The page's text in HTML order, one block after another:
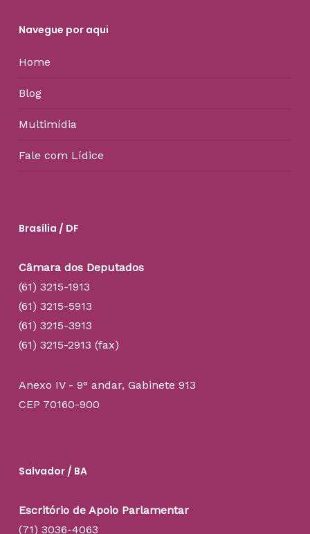
Navegue por aqui
Home
Blog
Multimídia
Fale com Lídice
Brasília / DF
Câmara dos Deputados
(61) 3215-1913
(61) 3215-5913
(61) 3215-3913
(61) 3215-2913 (fax)
Anexo IV - 9° andar, Gabinete 913
CEP 70160-900
Salvador / BA
Escritório de Apoio Parlamentar
(71) 3036-4063